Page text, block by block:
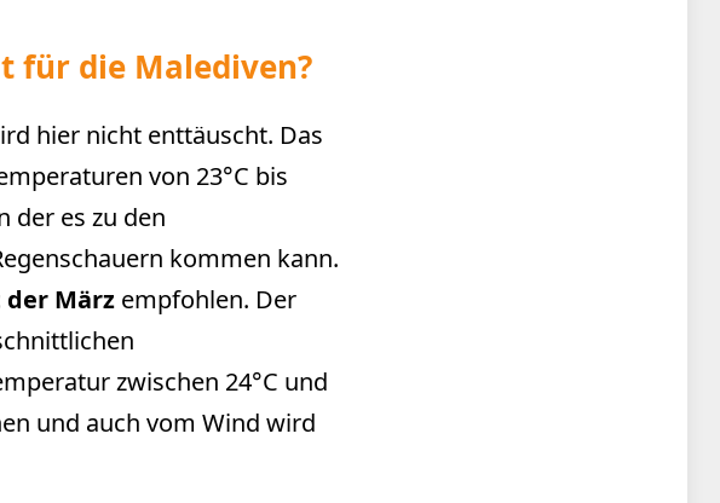
für die Malediven?
hier nicht enttäuscht. Das
von 23°C bis
der es zu den
kommen kann.
der März empfohlen. Der
zwischen 24°C und
und auch vom Wind wird